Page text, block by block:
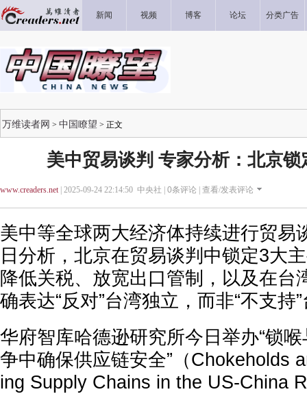
新闻 视频 博客 论坛 分类广告
万维读者网 > 中国瞭望 > 正文
美中贸易谈判 专家分析：北京锁
www.creaders.net| 2025-09-24 22:14:50 中央社 | 0条评论 | 查看/发表评论
美中等全球两大经济体持续进行贸易
日分析，北京在贸易谈判中锁定3大
降低关税、放宽出口管制，以及在台
确表达“反对”台湾独立，而非“不支持
华府智库哈德逊研究所今日举办“锁
争中确保供应链安全”（Chokeholds
ing Supply Chains in the US-China